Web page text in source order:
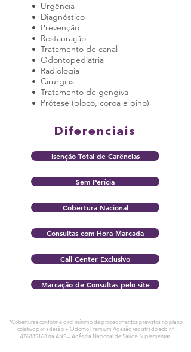
• Urgência
• Diagnóstico
• Prevenção
• Restauração
• Tratamento de canal
• Odontopediatria
• Radiologia
• Cirurgias
• Tratamento de gengiva
• Prótese (bloco, coroa e pino)
Diferenciais
Isenção Total de Carências
Sem Perícia
Cobertura Nacional
Consultas com Hora Marcada
Call Center Exclusivo
Marcação de Consultas pelo site
*Coberturas conforme o rol mínimo de procedimentos previstos no plano
coletivo por adesão + Odonto Premium Adesão registrado sob nº
476835163na ANS – Agência Nacional de Saúde Suplementar.